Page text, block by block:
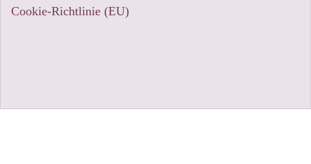
Cookie-Richtlinie (EU)